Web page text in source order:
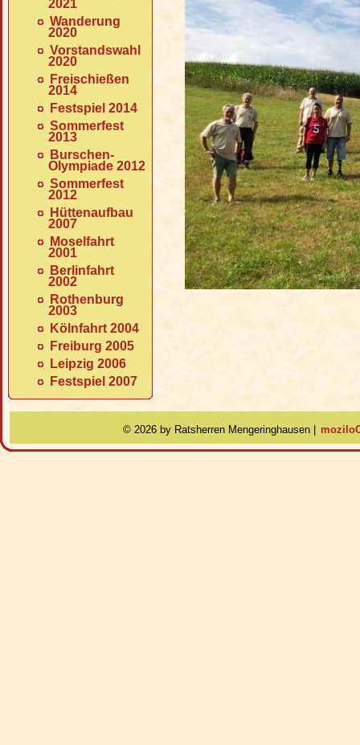
2021
Wanderung
2020
Vorstandswahl
2020
Freischießen
2014
Festspiel 2014
Sommerfest
2013
Burschen-
Olympiade 2012
Sommerfest
2012
Hüttenaufbau
2007
Moselfahrt
2001
Berlinfahrt
2002
Rothenburg
2003
Kölnfahrt 2004
Freiburg 2005
Leipzig 2006
Festspiel 2007
© 2026 by Ratsherren Mengeringhausen |